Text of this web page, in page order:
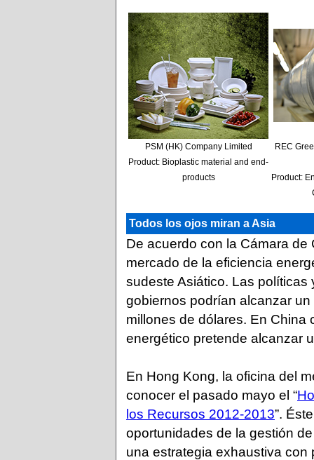
PSM (HK) Company Limited
Product: Bioplastic material and end-
products
REC
Product:
Todos los ojos miran a Asia
De acuerdo con la Cámara
mercado de la eficiencia
sudeste Asiático. Las
gobiernos podrían alcanzar
millones de dólares. En China
energético pretende alcanzar
En Hong Kong, la oficina del
conocer el pasado mayo el “
los Recursos 2012-2013”.
oportunidades de la gestión
una estrategia exhaustiva